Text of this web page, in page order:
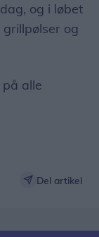
og i løbet
og
alle
Del artikel